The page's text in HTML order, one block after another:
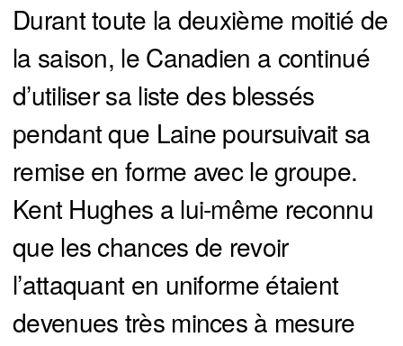
Durant toute la deuxième moitié de
la saison, le Canadien a continué
d’utiliser sa liste des blessés
pendant que Laine poursuivait sa
remise en forme avec le groupe.
Kent Hughes a lui-même reconnu
que les chances de revoir
l’attaquant en uniforme étaient
devenues très minces à mesure